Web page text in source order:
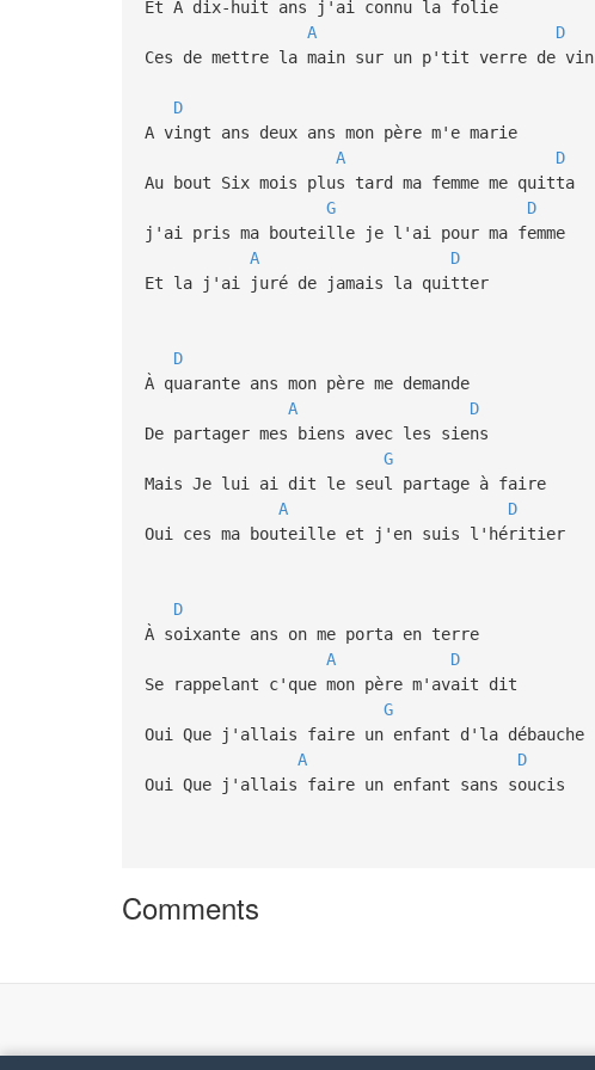
Et À dix-huit ans j'ai connu la folie
A
D
Ces de mettre la main sur un p'tit verre de vin
D
A vingt ans deux ans mon père m'e marie
A
D
Au bout Six mois plus tard ma femme me quitta
G
D
j'ai pris ma bouteille je l'ai pour ma femme
A
D
Et la j'ai juré de jamais la quitter
D
À quarante ans mon père me demande
A
D
De partager mes biens avec les siens
G
Mais Je lui ai dit le seul partage à faire
A
D
Oui ces ma bouteille et j'en suis l'héritier
D
À soixante ans on me porta en terre
A
D
Se rappelant c'que mon père m'avait dit
G
Oui Que j'allais faire un enfant d'la débauche
A
D
Oui Que j'allais faire un enfant sans soucis
Comments